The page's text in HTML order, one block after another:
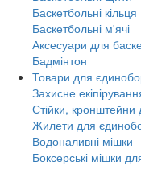
Баскетбольні кільця
Баскетбольні м'ячі
Аксесуари для
Бадмінтон
Товари для
Захисне
Стійки, кронштейни
Жилети для
Водоналивні мішки
Боксерські мішки